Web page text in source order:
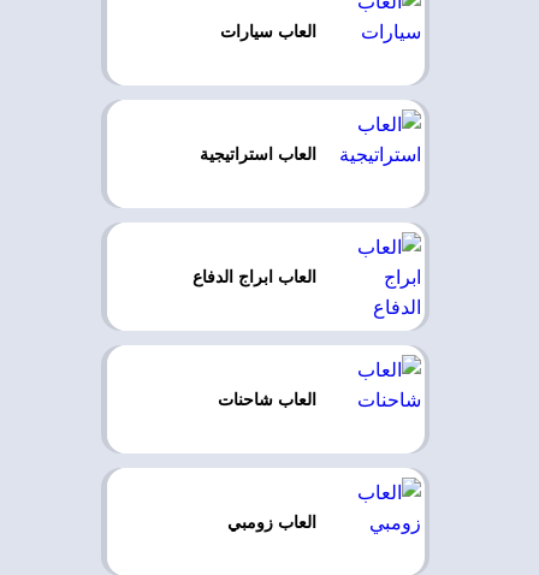
العاب سيارات
العاب استراتيجية
العاب ابراج الدفاع
العاب شاحنات
العاب زومبي